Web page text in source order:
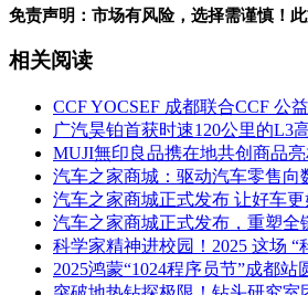
免责声明：市场有风险，选择需谨慎！
相关阅读
CCF YOCSEF 成都联合CCF 公
广汽昊铂首获时速120公里的L3
MUJI無印良品携在地共创商品
汽车之家商城：驱动汽车零售向
汽车之家商城正式发布 让好车
汽车之家商城正式发布，重塑全
科学家精神进校园！2025 这场
2025鸿蒙“1024程序员节”成都